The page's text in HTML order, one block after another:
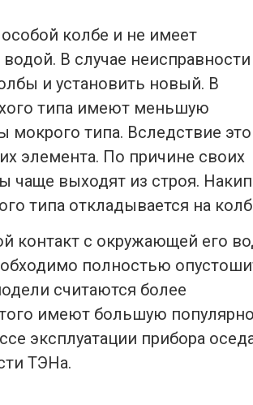
колбе и не имеет
В случае
и установить новый. В
типа имеют меньшую
типа. Вследствие
элемента. По причине своих
чаще выходят из строя.
типа откладывается на
контакт с окружающей его
полностью
считаются более
имеют большую
эксплуатации прибора
ТЭНа.